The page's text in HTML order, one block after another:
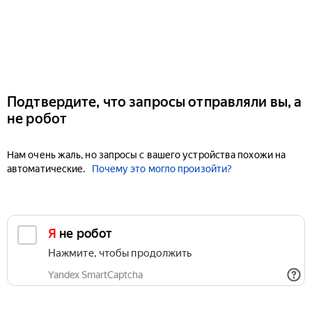
Подтвердите, что запросы отправляли вы, а
не робот
Нам очень жаль, но запросы с вашего устройства похожи на
автоматические.
Почему это могло произойти?
Я не робот
Нажмите, чтобы продолжить
Yandex SmartCaptcha